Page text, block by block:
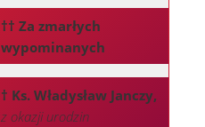
†† Za zmarłych
wypominanych
† Ks. Władysław Janczy,
z okazji urodzin